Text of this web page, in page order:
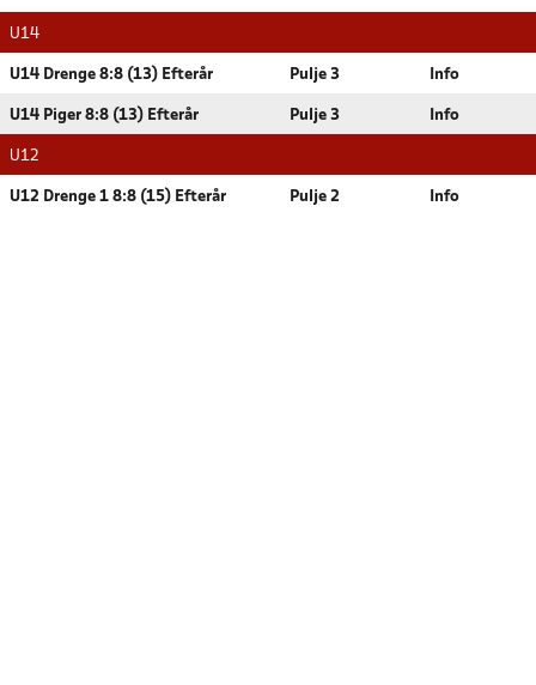
U14
U14 Drenge 8:8 (13) Efterår Pulje 3 Info
U14 Piger 8:8 (13) Efterår Pulje 3 Info
U12
U12 Drenge 1 8:8 (15) Efterår Pulje 2 Info